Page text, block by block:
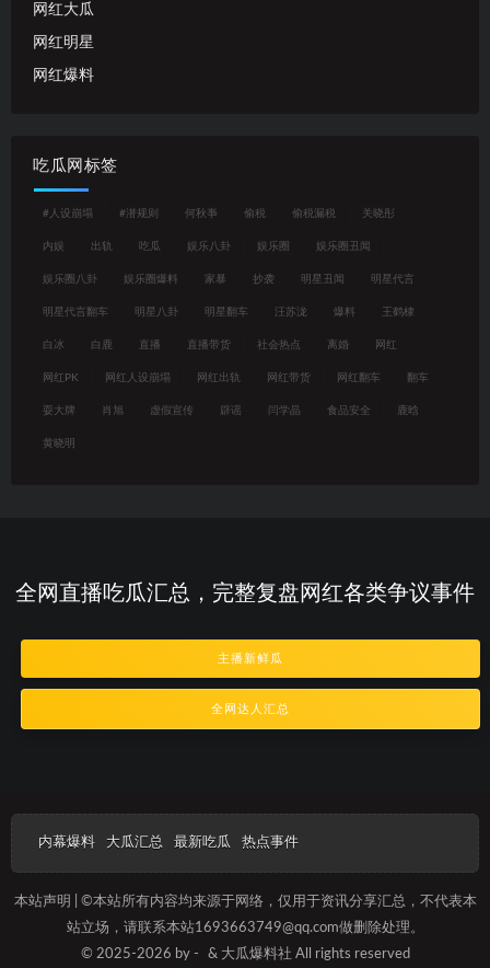
网红大瓜
网红明星
网红爆料
吃瓜网标签
#人设崩塌 #潜规则 何秋亊 偷税 偷税漏税 关晓彤
内娱 出轨 吃瓜 娱乐八卦 娱乐圈 娱乐圈丑闻
娱乐圈八卦 娱乐圈爆料 家暴 抄袭 明星丑闻 明星代言
明星代言翻车 明星八卦 明星翻车 汪苏泷 爆料 王鹤棣
白冰 白鹿 直播 直播带货 社会热点 离婚 网红
网红PK 网红人设崩塌 网红出轨 网红带货 网红翻车 翻车
耍大牌 肖旭 虚假宣传 辟谣 闫学晶 食品安全 鹿晗
黄晓明
全网直播吃瓜汇总，完整复盘网红各类争议事件
主播新鲜瓜
全网达人汇总
内幕爆料 大瓜汇总 最新吃瓜 热点事件
本站声明 | ©本站所有内容均来源于网络，仅用于资讯分享汇总，不代表本
站立场，请联系本站1693663749@qq.com做删除处理。
© 2025-2026 by -
& 大瓜爆料社 All rights reserved